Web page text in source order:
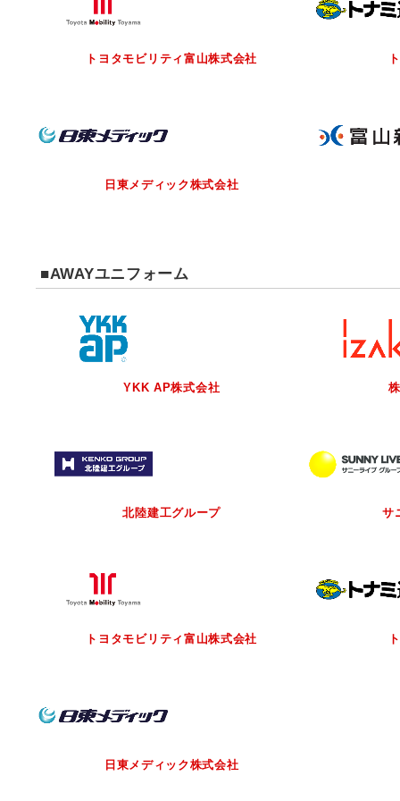
トヨタモビリティ富山株式会社
日東メディック株式会社
■AWAYユニフォーム
YKK AP株式会社
北陸建工グループ サ
トヨタモビリティ富山株式会社
日東メディック株式会社